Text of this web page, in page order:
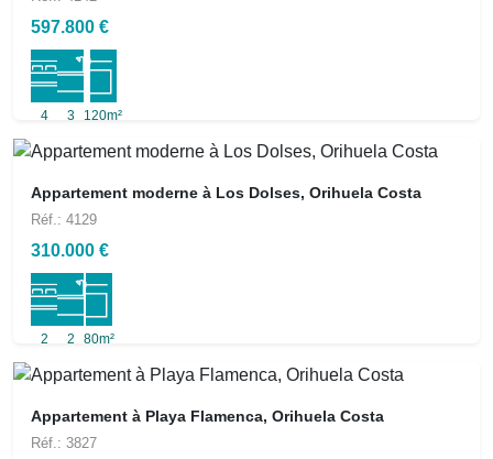
597.800 €
4 3 120m²
Appartement moderne à Los Dolses, Orihuela Costa
Réf.: 4129
310.000 €
2 2 80m²
Appartement à Playa Flamenca, Orihuela Costa
Réf.: 3827